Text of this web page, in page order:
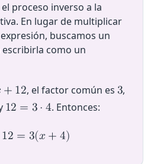
proceso inverso a la
En lugar de multiplicar
buscamos un
como un
+ 12, el factor común es 3,
12 = 3⋅ 4. Entonces:
12 = 3(𝑥+ 4)